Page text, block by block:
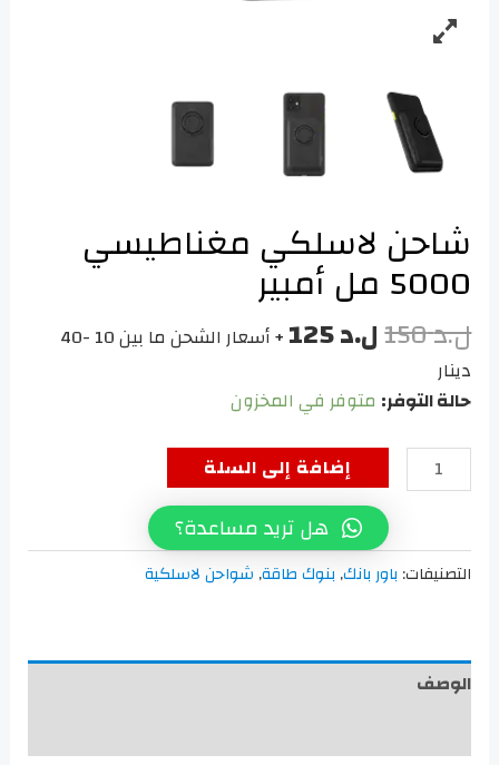
شاحن لاسلكي مغناطيسي
5000 مل أمبير
ل.د150 ل.د
+ أسعار الشحن ما بين 10 -40
دينار
حالة التوفر: متوفر في المخزون
كمية
شاحن
مغناطيسي
5000
إضافة إلى السلة
هل تريد مساعدة؟
التصنيفات:باور بانك,بنوك طاقة, شواحن لاسلكية
الوصف